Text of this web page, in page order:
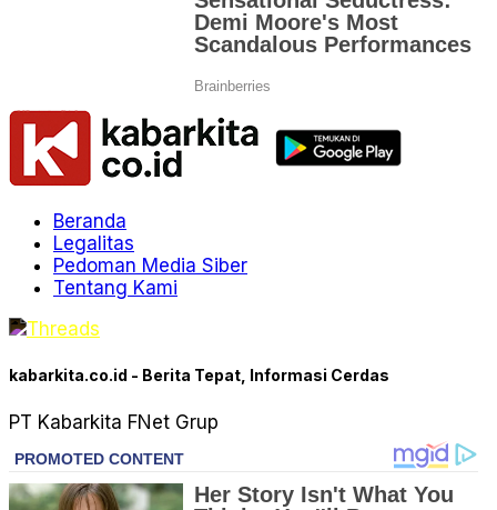
Beranda
Legalitas
Pedoman Media Siber
Tentang Kami
kabarkita.co.id - Berita Tepat, Informasi Cerdas
PT Kabarkita FNet Grup